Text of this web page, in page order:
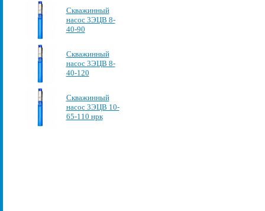
Скважинный
насос 3ЭЦВ 8-
40-90
Скважинный
насос 3ЭЦВ 8-
40-120
Скважинный
насос 3ЭЦВ 10-
65-110 нрк